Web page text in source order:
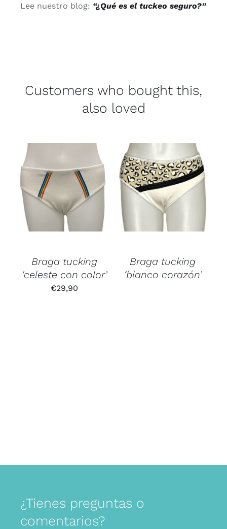
Lee nuestro blog: “¿Qué es el tuckeo seguro?”
Customers who bought this,
also loved
Braga tucking
‘celeste con color’
€29,90
Braga tucking
‘blanco corazón’
¿Tienes preguntas o
comentarios?